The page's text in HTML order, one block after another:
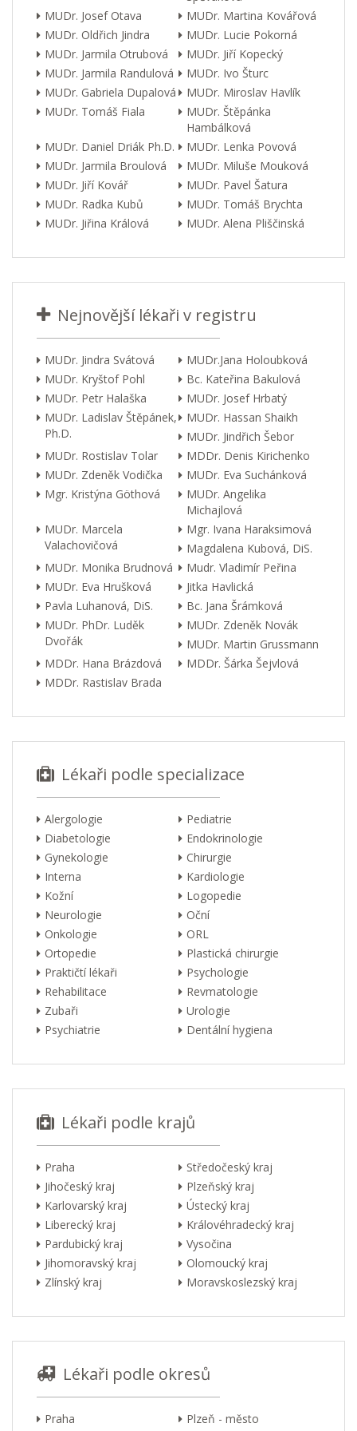
MUDr. Josef Otava
MUDr. Martina Kovářová
MUDr. Oldřich Jindra
MUDr. Lucie Pokorná
MUDr. Jarmila Otrubová
MUDr. Jiří Kopecký
MUDr. Jarmila Randulová
MUDr. Ivo Šturc
MUDr. Gabriela Dupalová
MUDr. Miroslav Havlík
MUDr. Tomáš Fiala
MUDr. Štěpánka
Hambálková
MUDr. Daniel Driák Ph.D.
MUDr. Lenka Povová
MUDr. Jarmila Broulová
MUDr. Miluše Mouková
MUDr. Jiří Kovář
MUDr. Pavel Šatura
MUDr. Radka Kubů
MUDr. Tomáš Brychta
MUDr. Jiřina Králová
MUDr. Alena Pliščinská
Nejnovější lékaři v registru
MUDr. Jindra Svátová
MUDr.Jana Holoubková
MUDr. Kryštof Pohl
Bc. Kateřina Bakulová
MUDr. Petr Halaška
MUDr. Josef Hrbatý
MUDr. Ladislav Štěpánek,
Ph.D.
MUDr. Hassan Shaikh
MUDr. Jindřich Šebor
MUDr. Rostislav Tolar
MDDr. Denis Kirichenko
MUDr. Zdeněk Vodička
MUDr. Eva Suchánková
Mgr. Kristýna Göthová
MUDr. Angelika
Michajlová
MUDr. Marcela
Valachovičová
Mgr. Ivana Haraksimová
Magdalena Kubová, DiS.
MUDr. Monika Brudnová
Mudr. Vladimír Peřina
MUDr. Eva Hrušková
Jitka Havlická
Pavla Luhanová, DiS.
Bc. Jana Šrámková
MUDr. PhDr. Luděk
Dvořák
MUDr. Zdeněk Novák
MUDr. Martin Grussmann
MDDr. Hana Brázdová
MDDr. Šárka Šejvlová
MDDr. Rastislav Brada
Lékaři podle specializace
Alergologie
Pediatrie
Diabetologie
Endokrinologie
Gynekologie
Chirurgie
Interna
Kardiologie
Kožní
Logopedie
Neurologie
Oční
Onkologie
ORL
Ortopedie
Plastická chirurgie
Praktičtí lékaři
Psychologie
Rehabilitace
Revmatologie
Zubaři
Urologie
Psychiatrie
Dentální hygiena
Lékaři podle krajů
Praha
Středočeský kraj
Jihočeský kraj
Plzeňský kraj
Karlovarský kraj
Ústecký kraj
Liberecký kraj
Královéhradecký kraj
Pardubický kraj
Vysočina
Jihomoravský kraj
Olomoucký kraj
Zlínský kraj
Moravskoslezský kraj
Lékaři podle okresů
Praha
Plzeň - město